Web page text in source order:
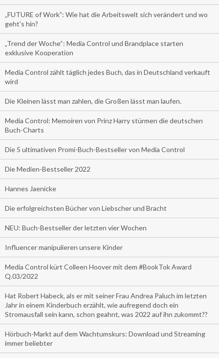
„FUTURE of Work”: Wie hat die Arbeitswelt sich verändert und wo
geht’s hin?
„Trend der Woche“: Media Control und Brandplace starten
exklusive Kooperation
Media Control zählt täglich jedes Buch, das in Deutschland verkauft
wird
Die Kleinen lässt man zahlen, die Großen lässt man laufen.
Media Control: Memoiren von Prinz Harry stürmen die deutschen
Buch-Charts
Die 5 ultimativen Promi-Buch-Bestseller von Media Control
Die Medien-Bestseller 2022
Hannes Jaenicke
Die erfolgreichsten Bücher von Liebscher und Bracht
NEU: Buch-Bestseller der letzten vier Wochen
Influencer manipulieren unsere Kinder
Media Control kürt Colleen Hoover mit dem #BookTok Award
Q.03/2022
Hat Robert Habeck, als er mit seiner Frau Andrea Paluch im letzten
Jahr in einem Kinderbuch erzählt, wie aufregend doch ein
Stromausfall sein kann, schon geahnt, was 2022 auf ihn zukommt??
Hörbuch-Markt auf dem Wachtumskurs: Download und Streaming
immer beliebter